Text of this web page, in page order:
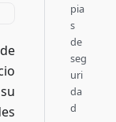
pia
s
de
seg
uri
da
d